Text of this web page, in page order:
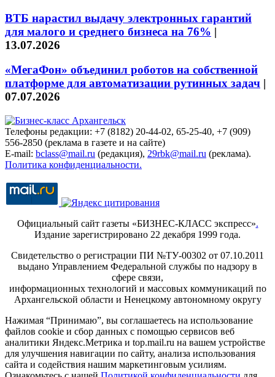
ВТБ нарастил выдачу электронных гарантий
для малого и среднего бизнеса на 76% |
13.07.2026
«МегаФон» объединил роботов на собственной
платформе для автоматизации рутинных задач |
07.07.2026
Телефоны редакции: +7 (8182) 20-44-02, 65-25-40, +7 (909)
556-2850 (реклама в газете и на сайте)
E-mail: bclass@mail.ru (редакция), 29rbk@mail.ru (реклама).
Политика конфиденциальности.
Официальный сайт газеты «БИЗНЕС-КЛАСС экспресс».
Издание зарегистрировано 22 декабря 1999 года.
Свидетельство о регистрации ПИ №ТУ-00302 от 07.10.2011
выдано Управлением Федеральной службы по надзору в
сфере связи,
информационных технологий и массовых коммуникаций по
Архангельской области и Ненецкому автономному округу
Нажимая “Принимаю”, вы соглашаетесь на использование
файлов cookie и сбор данных с помощью сервисов веб
аналитики Яндекс.Метрика и top.mail.ru на вашем устройстве
для улучшения навигации по сайту, анализа использования
сайта и содействия нашим маркетинговым усилиям.